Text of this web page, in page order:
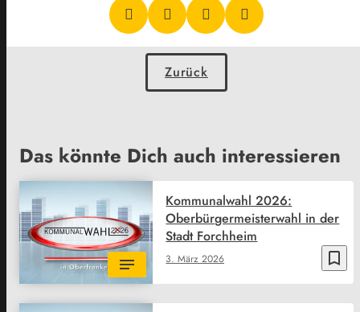
Zurück
Das könnte Dich auch interessieren
bookmark_border
3. März 2026
Kommunalwahl 2026:
Oberbürgermeisterwahl in der
Stadt Forchheim